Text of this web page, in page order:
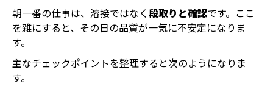
朝一番の仕事は、溶接ではなく段取りと確認です。ここ
を雑にすると、その日の品質が一気に不安定になりま
す。
主なチェックポイントを整理すると次のようになりま
す。